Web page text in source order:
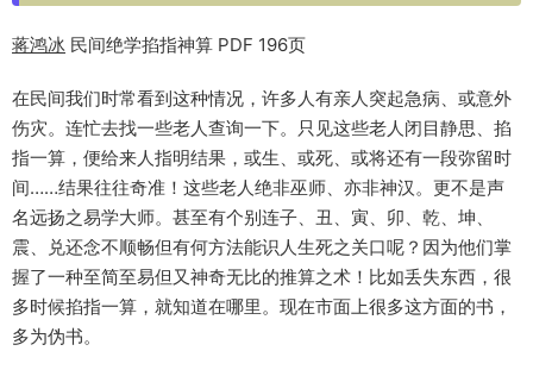
蒋鸿冰 民间绝学掐指神算 PDF 196页
在民间我们时常看到这种情况，许多人有亲人突起急病、或意外
伤灾。连忙去找一些老人查询一下。只见这些老人闭目静思、掐
指一算，便给来人指明结果，或生、或死、或将还有一段弥留时
间……结果往往奇准！这些老人绝非巫师、亦非神汉。更不是声
名远扬之易学大师。甚至有个别连子、丑、寅、卯、乾、坤、
震、兑还念不顺畅但有何方法能识人生死之关口呢？因为他们掌
握了一种至简至易但又神奇无比的推算之术！比如丢失东西，很
多时候掐指一算，就知道在哪里。现在市面上很多这方面的书，
多为伪书。